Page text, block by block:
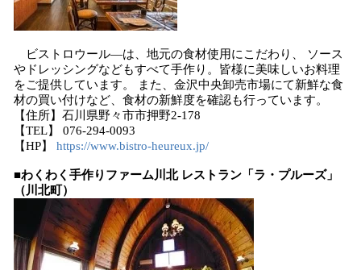
ビストロウール―は、地元の食材使用にこだわり、 ソース
やドレッシングなどもすべて手作り。皆様に美味しいお料理
をご提供しています。 また、金沢中央卸売市場にて新鮮な食
材の買い付けなど、食材の新鮮度を確認も行っています。
【住所】石川県野々市市押野2-178
【TEL】 076-294-0093
【HP】 https://www.bistro-heureux.jp/
■わくわく手作りファーム川北 レストラン「ラ・プルーズ」
（川北町）